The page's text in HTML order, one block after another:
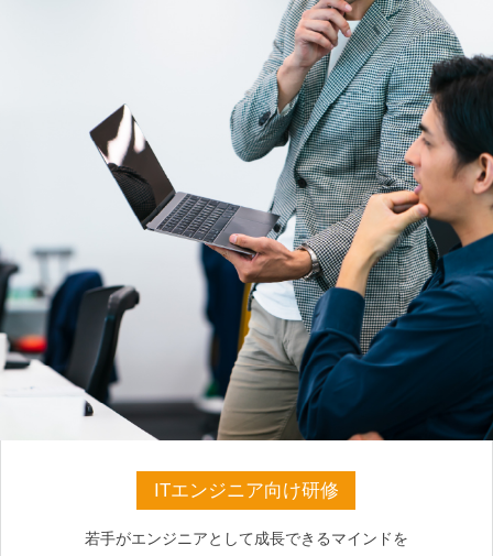
ITエンジニア向け研修
若手がエンジニアとして成長できるマインドを